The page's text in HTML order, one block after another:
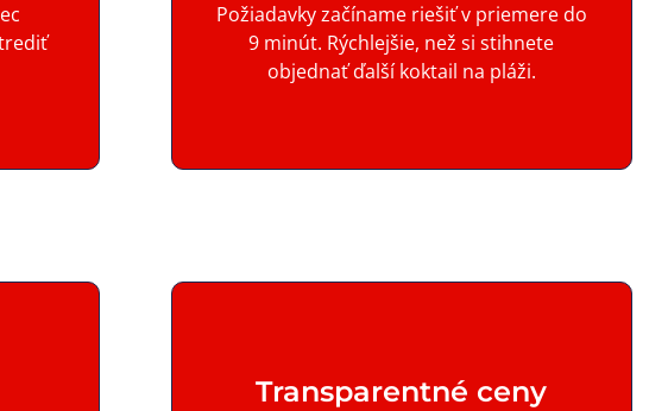
Požiadavky začíname riešiť v priemere do
9 minút. Rýchlejšie, než si stihnete
objednať ďalší koktail na pláži.
Transparentné ceny